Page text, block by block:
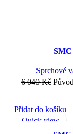
Sprchové
6 040Kč
Přidat do košíku
Quick view
Add to wishlist